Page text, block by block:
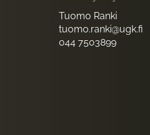
Tuomo Ranki
tuomo.ranki@ugk.fi
044 7503899